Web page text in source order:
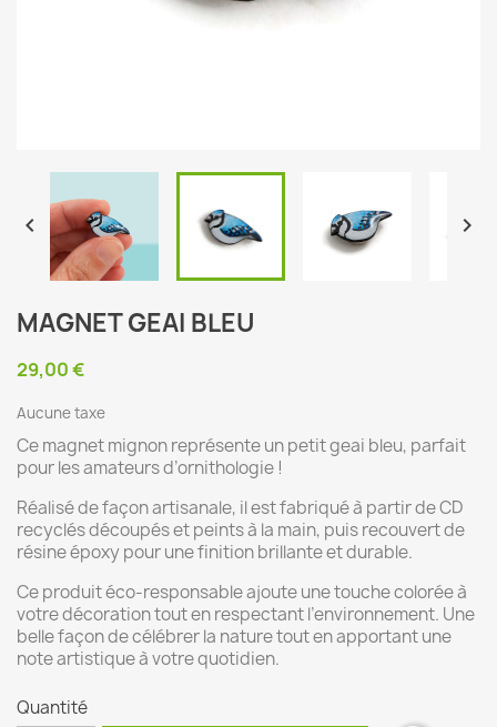
 
MAGNET GEAI BLEU
29,00 €
Aucune taxe
Ce magnet mignon représente un petit geai bleu, parfait
pour les amateurs d’ornithologie !
Réalisé de façon artisanale, il est fabriqué à partir de CD
recyclés découpés et peints à la main, puis recouvert de
résine époxy pour une finition brillante et durable.
Ce produit éco-responsable ajoute une touche colorée à
votre décoration tout en respectant l’environnement. Une
belle façon de célébrer la nature tout en apportant une
note artistique à votre quotidien.
Quantité